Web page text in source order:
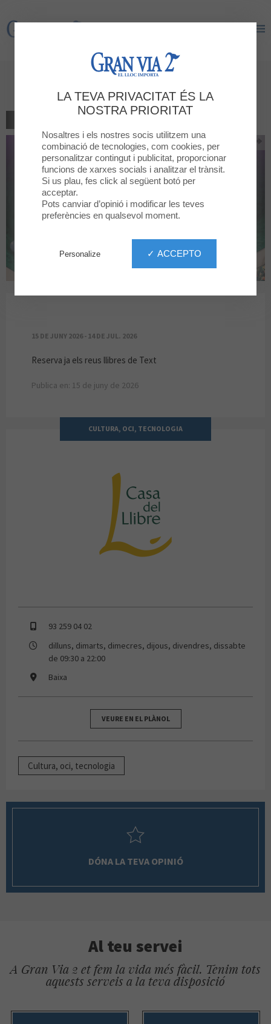
Gran Via 2
Text 2026/2027
15 DE JUNY 2026 - 14 DE JUL. 2026
Reserva ja els reus llibres de Text
Publica en: 15 de juny de 2026
CULTURA, OCI, TECNOLOGIA
93 259 04 02
dilluns, dimarts, dimecres, dijous, divendres, dissabte
de 09:30 a 22:00
Baixa
VEURE EN EL PLÀNOL
Cultura, oci, tecnologia
DÓNA LA TEVA OPINIÓ
Al teu servei
A Gran Via 2 et fem la vida més fàcil. Tenim tots
aquests serveis a la teva disposició
LA TEVA PRIVACITAT ÉS LA
NOSTRA PRIORITAT
Nosaltres i els nostres socis utilitzem una
combinació de tecnologies, com cookies, per
personalitzar contingut i publicitat, proporcionar
funcions de xarxes socials i analitzar el trànsit.
Si us plau, fes click al següent botó per
acceptar.
Pots canviar d’opinió i modificar les teves
preferències en qualsevol moment.
✓ ACCEPTO
Personalize